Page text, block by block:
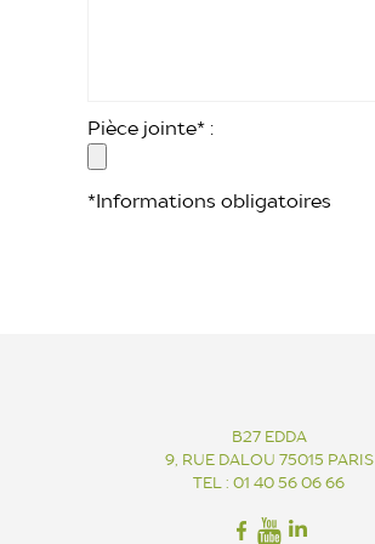
Pièce jointe* :
*Informations obligatoires
B27 EDDA
9, RUE DALOU 75015 PARIS
TEL : 01 40 56 06 66